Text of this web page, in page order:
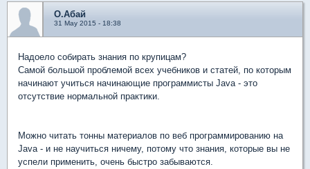
О.Абай
31 May 2015 - 18:38
Надоело собирать знания по крупицам?
Самой большой проблемой всех учебников и статей, по которым
начинают учиться начинающие программисты Java - это
отсутствие нормальной практики.
Можно читать тонны материалов по веб программированию на
Java - и не научиться ничему, потому что знания, которые вы не
успели применить, очень быстро забываются.